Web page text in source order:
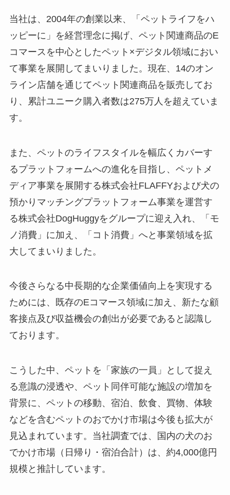
当社は、2004年の創業以来、「ペットライフをハ
ッピーに」を経営理念に掲げ、ペット関連商品のE
コマースを中心としたペット×デジタル領域におい
て事業を展開してまいりました。現在、14のオン
ライン店舗を通じてペット関連商品を販売してお
り、累計ユニーク購入者数は275万人を超えていま
す。
また、ペットのライフスタイルを幅広くカバーす
るプラットフォームへの進化を目指し、ペットメ
ディア事業を展開する株式会社FLAFFYおよび犬の
預かりマッチングプラットフォーム事業を運営す
る株式会社DogHuggyをグループに迎え入れ、「モ
ノ消費」に加え、「コト消費」へと事業領域を拡
大してまいりました。
今後さらなる中長期的な企業価値向上を実現する
ためには、既存のEコマース領域に加え、新たな顧
客接点及び収益機会の創出が必要であると認識し
ております。
こうした中、ペットを「家族の一員」として捉え
る意識の浸透や、ペット同伴可能な施設の増加を
背景に、ペットの移動、宿泊、飲食、買物、体験
などを含むペットのおでかけ市場は今後も拡大が
見込まれています。当社調査では、国内の犬のお
でかけ市場（日帰り・宿泊合計）は、約4,000億円
規模と推計しています。